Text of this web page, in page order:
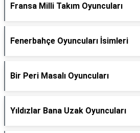
Fransa Milli Takım Oyuncuları
Fenerbahçe Oyuncuları İsimleri
Bir Peri Masalı Oyuncuları
Yıldızlar Bana Uzak Oyuncuları